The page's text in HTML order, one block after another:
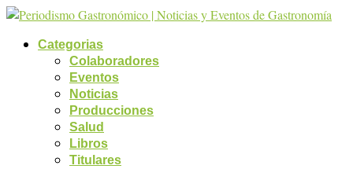
Categorias
Colaboradores
Eventos
Noticias
Producciones
Salud
Libros
Titulares